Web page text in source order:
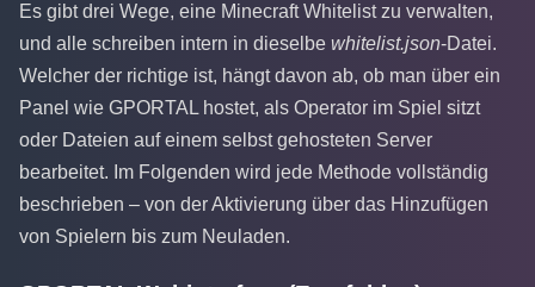
Es gibt drei Wege, eine Minecraft Whitelist zu verwalten,
und alle schreiben intern in dieselbe whitelist.json-Datei.
Welcher der richtige ist, hängt davon ab, ob man über ein
Panel wie GPORTAL hostet, als Operator im Spiel sitzt
oder Dateien auf einem selbst gehosteten Server
bearbeitet. Im Folgenden wird jede Methode vollständig
beschrieben – von der Aktivierung über das Hinzufügen
von Spielern bis zum Neuladen.